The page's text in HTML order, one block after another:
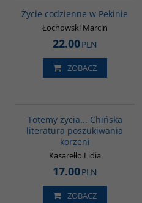
Życie codzienne w Pekinie
Łochowski Marcin
22.00PLN
ZOBACZ
Totemy życia... Chińska
literatura poszukiwania
korzeni
Kasarełło Lidia
17.00PLN
ZOBACZ